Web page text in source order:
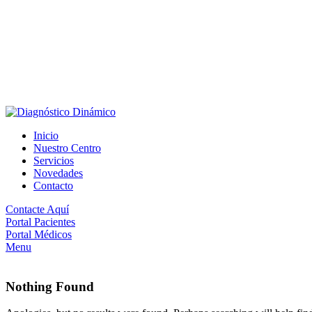
Inicio
Nuestro Centro
Servicios
Novedades
Contacto
Contacte Aquí
Portal Pacientes
Portal Médicos
Menu
Nothing Found